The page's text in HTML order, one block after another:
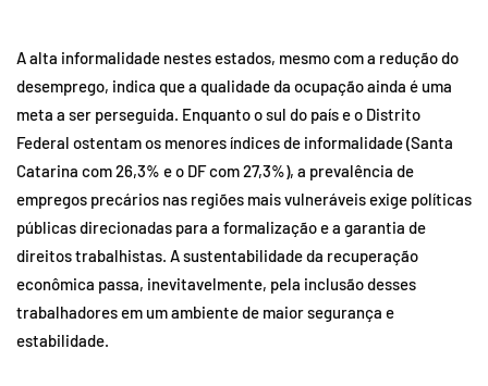
A alta informalidade nestes estados, mesmo com a redução do
desemprego, indica que a qualidade da ocupação ainda é uma
meta a ser perseguida. Enquanto o sul do país e o Distrito
Federal ostentam os menores índices de informalidade (Santa
Catarina com 26,3% e o DF com 27,3%), a prevalência de
empregos precários nas regiões mais vulneráveis exige políticas
públicas direcionadas para a formalização e a garantia de
direitos trabalhistas. A sustentabilidade da recuperação
econômica passa, inevitavelmente, pela inclusão desses
trabalhadores em um ambiente de maior segurança e
estabilidade.